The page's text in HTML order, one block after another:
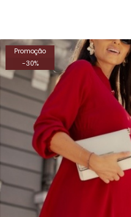
Promoção
-30%